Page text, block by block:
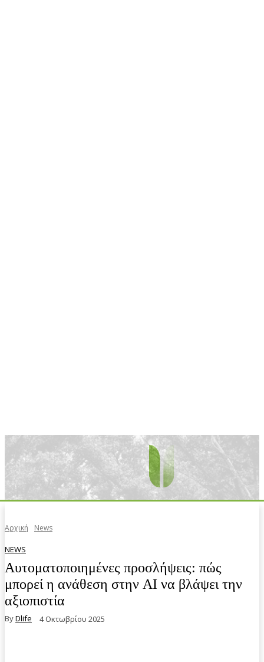
Αρχική News
NEWS
Αυτοματοποιημένες προσλήψεις: πώς
μπορεί η ανάθεση στην AI να βλάψει την
αξιοπιστία
ByDlife 4 Οκτωβρίου 2025